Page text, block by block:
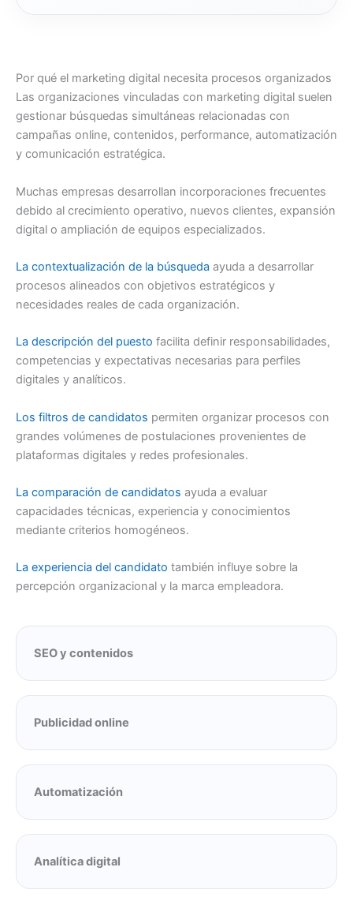
Por qué el marketing digital necesita procesos organizados
Las organizaciones vinculadas con marketing digital suelen
gestionar búsquedas simultáneas relacionadas con
campañas online, contenidos, performance, automatización
y comunicación estratégica.
Muchas empresas desarrollan incorporaciones frecuentes
debido al crecimiento operativo, nuevos clientes, expansión
digital o ampliación de equipos especializados.
La contextualización de la búsqueda ayuda a desarrollar
procesos alineados con objetivos estratégicos y
necesidades reales de cada organización.
La descripción del puesto facilita definir responsabilidades,
competencias y expectativas necesarias para perfiles
digitales y analíticos.
Los filtros de candidatos permiten organizar procesos con
grandes volúmenes de postulaciones provenientes de
plataformas digitales y redes profesionales.
La comparación de candidatos ayuda a evaluar
capacidades técnicas, experiencia y conocimientos
mediante criterios homogéneos.
La experiencia del candidato también influye sobre la
percepción organizacional y la marca empleadora.
SEO y contenidos
Publicidad online
Automatización
Analítica digital